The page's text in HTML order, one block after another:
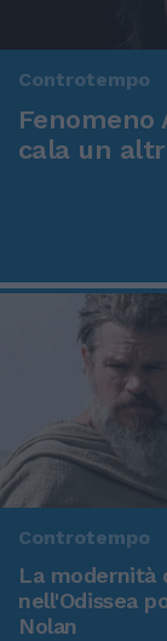
Controtempo
Fenomeno
cala un
Controtempo
La modernità
nell'Odissea
Nolan